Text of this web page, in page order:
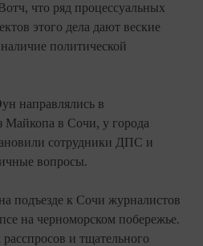
что ряд процессуальных
этого дела дают веские
политической
направлялись в
Майкопа в Сочи, у города
сотрудники ДПС и
вопросы.
подъезде к Сочи журналистов
на черноморском побережье.
и тщательного